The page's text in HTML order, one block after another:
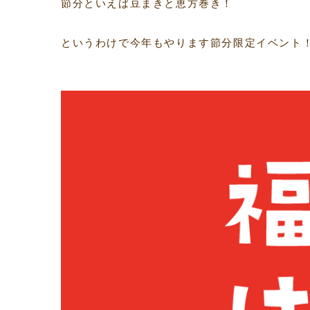
というわけで今年もやります節分限定イベント